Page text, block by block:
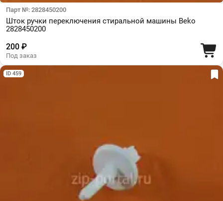
Парт №: 2828450200
Шток ручки переключения стиральной машины Beko
2828450200
200 ₽
Под заказ
ID 459